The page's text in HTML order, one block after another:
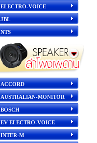
ELECTRO-VOICE
JBL
NTS
ACCORD
AUSTRALIAN-MONITOR
BOSCH
EV ELECTRO-VOICE
INTER-M